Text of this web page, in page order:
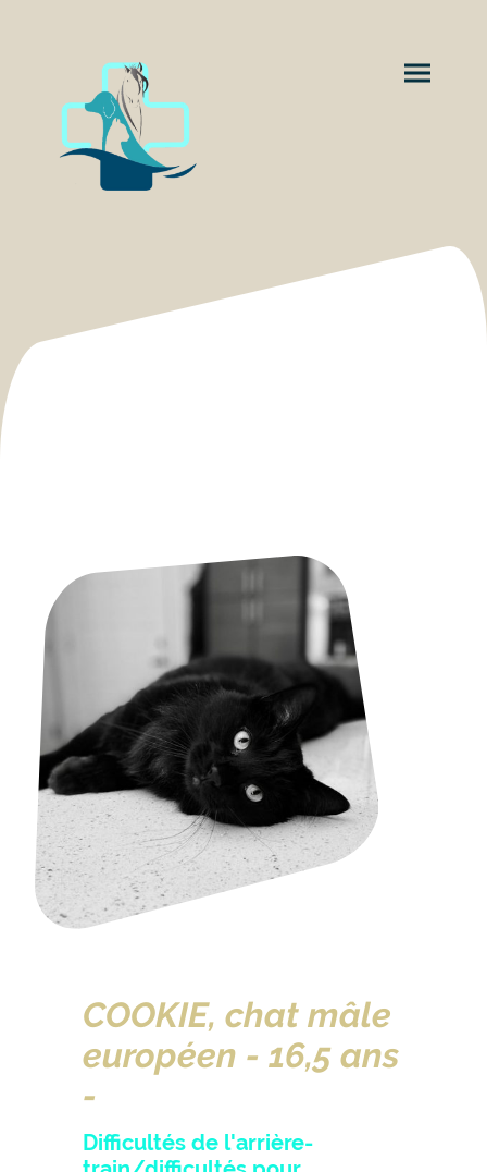
COOKIE, chat mâle
européen - 16,5 ans
-
Difficultés de l'arrière-